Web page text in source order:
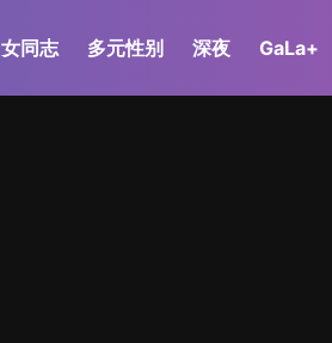
女同志 多元性别 深夜 GaLa+